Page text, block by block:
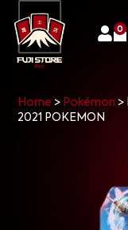
0
Home > Pokémon >
2021 POKEMON